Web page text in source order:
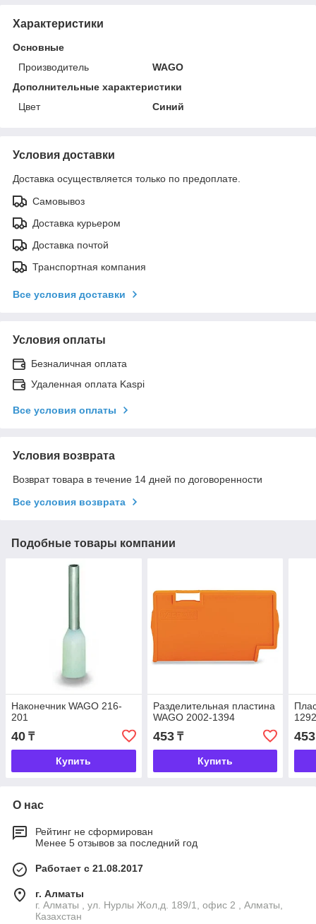
Характеристики
Основные
Производитель
WAGO
Дополнительные характеристики
Цвет
Синий
Условия доставки
Доставка осуществляется только по предоплате.
Самовывоз
Доставка курьером
Доставка почтой
Транспортная компания
Все условия доставки
Условия оплаты
Безналичная оплата
Удаленная оплата Kaspi
Все условия оплаты
Условия возврата
Возврат товара в течение 14 дней по договоренности
Все условия возврата
Подобные товары компании
Наконечник WAGO 216-
201
40 ₸
Купить
Разделительная пластина
WAGO 2002-1394
453₸
Купить
453
О нас
Рейтинг не сформирован
Менее 5 отзывов за последний год
Работает с 21.08.2017
г. Алматы
г. Алматы , ул. Нурлы Жол,д. 189/1, офис 2 , Алматы,
Казахстан